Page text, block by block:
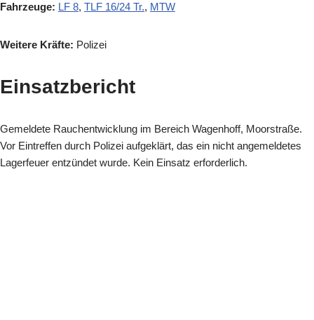
Fahrzeuge: LF 8, TLF 16/24 Tr., MTW
Weitere Kräfte: Polizei
Einsatzbericht
Gemeldete Rauchentwicklung im Bereich Wagenhoff, Moorstraße.
Vor Eintreffen durch Polizei aufgeklärt, das ein nicht angemeldetes
Lagerfeuer entzündet wurde. Kein Einsatz erforderlich.